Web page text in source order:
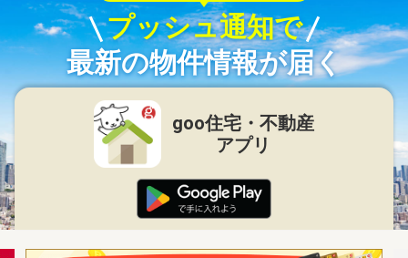
プッシュ通知で
最新の物件情報が届く
goo住宅・不動産
アプリ